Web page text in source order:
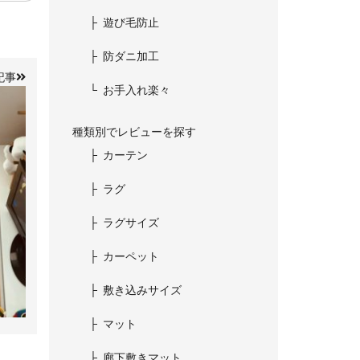
事
遊び毛防止
防ダニ加工
お手入れ楽々
種類別でレビューを探す
カーテン
ラグ
ラグサイズ
カーペット
敷き込みサイズ
マット